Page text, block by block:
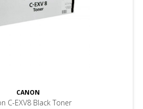
CANON
C-EXV8 Black Toner